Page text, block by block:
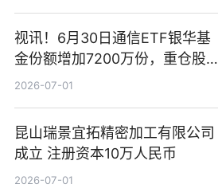
视讯！6月30日通信ETF银华基
金份额增加7200万份，重仓股新
易盛、中际旭创、立讯精密
2026-07-01
昆山瑞景宜拓精密加工有限公司
成立 注册资本10万人民币
2026-07-01